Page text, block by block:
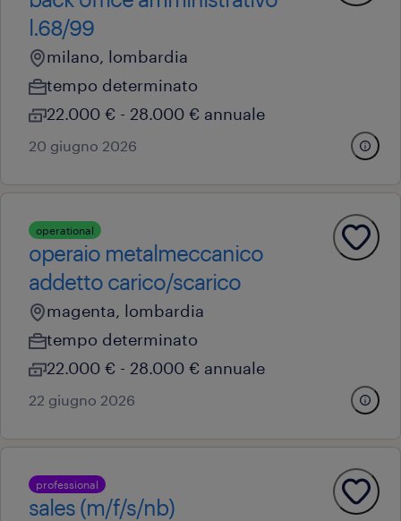
l.68/99
milano, lombardia
tempo determinato
22.000 € - 28.000 € annuale
20 giugno 2026
operational
operaio metalmeccanico
addetto carico/scarico
magenta, lombardia
tempo determinato
22.000 € - 28.000 € annuale
22 giugno 2026
professional
sales (m/f/s/nb)